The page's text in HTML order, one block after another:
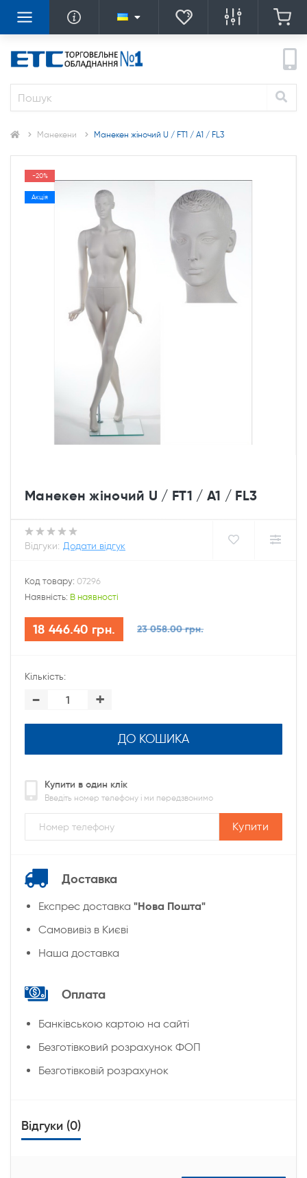
Манекени Манекен жіночий U / FT1 / A1 / FL3
-20%
Акція
Манекен жіночий U / FT1 / A1 / FL3
Відгуки: Додати відгук
Код товару: 07296
Наявність: В наявності
18 446.40 грн. 23 058.00 грн.
Кількість:
- +
ДО КОШИКА
Купити в один клік
Введіть номер телефону і ми передзвонимо
Купити
Доставка
Експрес доставка "Нова Пошта"
Cамовивіз в Києві
Наша доставка
Оплата
Банківською картою на сайті
Безготівковий розрахунок ФОП
Безготівковій розрахунок
Відгуки (0)